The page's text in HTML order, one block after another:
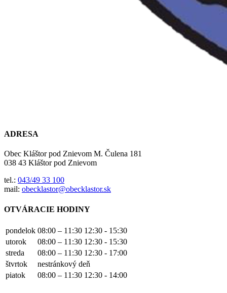
ADRESA
Obec Kláštor pod Znievom M. Čulena 181
038 43 Kláštor pod Znievom
tel.: 043/49 33 100
mail: obecklastor@obecklastor.sk
OTVÁRACIE HODINY
pondelok 08:00 – 11:30 12:30 - 15:30
utorok
08:00 – 11:30 12:30 - 15:30
streda
08:00 – 11:30 12:30 - 17:00
štvrtok
nestránkový deň
piatok
08:00 – 11:30 12:30 - 14:00